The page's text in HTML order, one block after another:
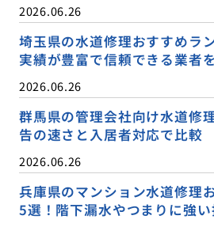
2026.06.26
埼玉県の水道修理おすすめラ
実績が豊富で信頼できる業者
2026.06.26
群馬県の管理会社向け水道修
告の速さと入居者対応で比較
2026.06.26
兵庫県のマンション水道修理
5選！階下漏水やつまりに強